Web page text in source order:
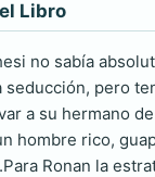
Libro
no sabía
seducción, pero
a su hermano
hombre rico,
Ronan la